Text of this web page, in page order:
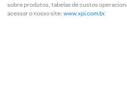
sobre produtos, tabelas de custos
acessar o nosso site: www.xpi.com.br.